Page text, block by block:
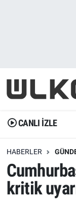
CANLI İZLE
HABERLER
kritik
Gündem
Dünya
Erişim
Ekonomi
Gündem
Trend
Erişim
Spor
İstanbul
Trafik
Erişim
Tüm